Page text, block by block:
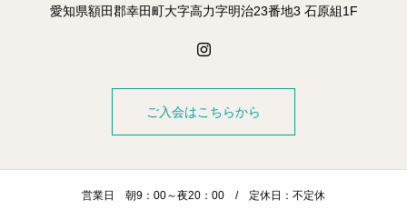
愛知県額田郡幸田町大字高力字明治23番地3 石原組1F
ご入会はこちらから
営業日 朝9：00～夜20：00 / 定休日：不定休